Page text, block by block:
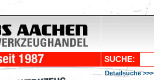
SUCHE:
Detailsuche >>>